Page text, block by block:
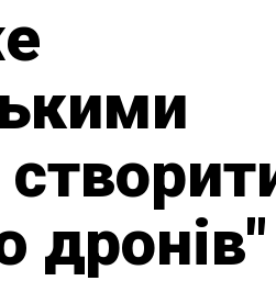
дронів"